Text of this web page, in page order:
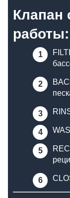
Клапан
работы: